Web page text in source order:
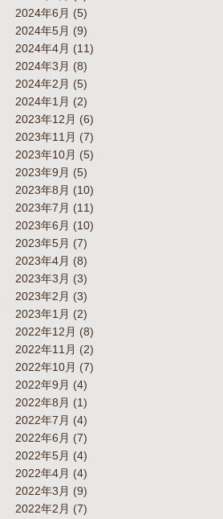
2024年6月 (5)
2024年5月 (9)
2024年4月 (11)
2024年3月 (8)
2024年2月 (5)
2024年1月 (2)
2023年12月 (6)
2023年11月 (7)
2023年10月 (5)
2023年9月 (5)
2023年8月 (10)
2023年7月 (11)
2023年6月 (10)
2023年5月 (7)
2023年4月 (8)
2023年3月 (3)
2023年2月 (3)
2023年1月 (2)
2022年12月 (8)
2022年11月 (2)
2022年10月 (7)
2022年9月 (4)
2022年8月 (1)
2022年7月 (4)
2022年6月 (7)
2022年5月 (4)
2022年4月 (4)
2022年3月 (9)
2022年2月 (7)